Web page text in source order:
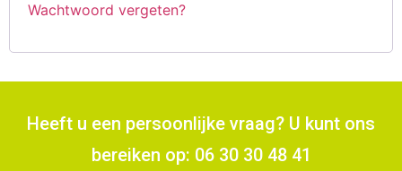
Wachtwoord vergeten?
Heeft u een persoonlijke vraag? U kunt ons
bereiken op: 06 30 30 48 41